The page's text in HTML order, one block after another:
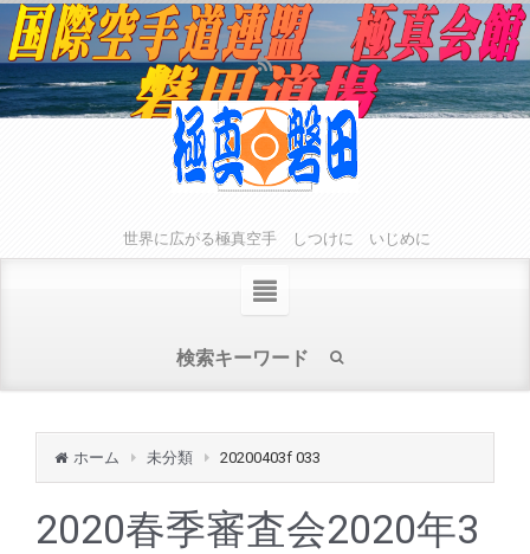
世界に広がる極真空手 しつけに いじめに
ホーム 未分類 20200403f 033
2020春季審査会2020年3